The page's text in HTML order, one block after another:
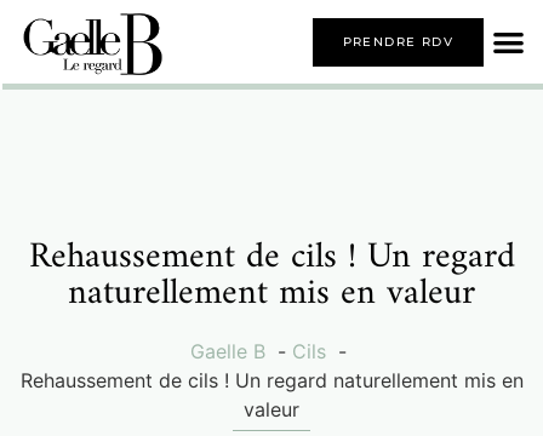
PRENDRE RDV
Rehaussement de cils ! Un regard
naturellement mis en valeur
Gaelle B
Cils
Rehaussement de cils ! Un regard naturellement mis en
valeur